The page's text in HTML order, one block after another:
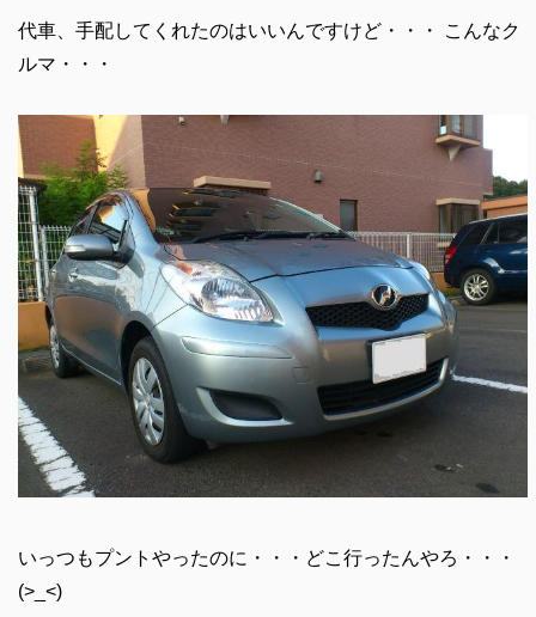
代車、手配してくれたのはいいんですけど・・・ こんなク
ルマ・・・
いっつもプントやったのに・・・どこ行ったんやろ・・・
(>_<)